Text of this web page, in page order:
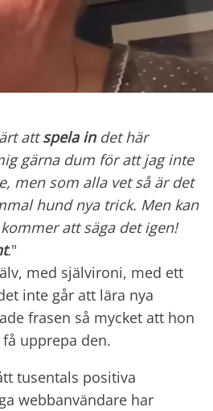
attspela indet här
gärna dum för att jag inte
men som alla vet så är det
hund nya trick. Men kan
att säga det igen!
."
med självironi, med ett
inte går att lära nya
frasen så mycket att hon
upprepa den.
tusentals positiva
webbanvändare har